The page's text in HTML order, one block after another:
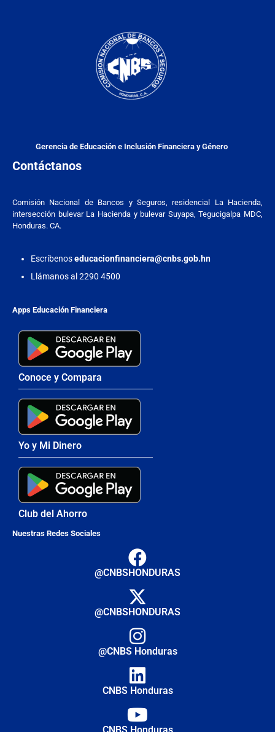
Gerencia de Educación e Inclusión Financiera y Género
Contáctanos
Comisión Nacional de Bancos y Seguros, residencial La Hacienda,
intersección bulevar La Hacienda y bulevar Suyapa, Tegucigalpa MDC,
Honduras. CA.
Escríbenoseducacionfinanciera@cnbs.gob.hn
Llámanos al 2290 4500
Apps Educación Financiera
Conoce y Compara
Yo y Mi Dinero
Club del Ahorro
Nuestras Redes Sociales
@CNBSHONDURAS
@CNBSHONDURAS
@CNBS Honduras
CNBS Honduras